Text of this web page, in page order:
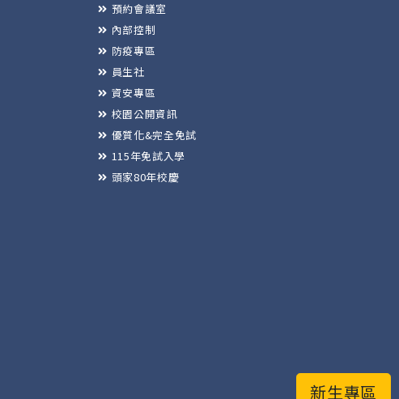
新生專區
預約會議室
內部控制
防疫專區
員生社
資安專區
校園公開資訊
優質化&完全免試
115年免試入學
頭家80年校慶